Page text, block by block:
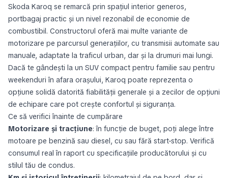
Skoda Karoq se remarcă prin spațiul interior generos,
portbagaj practic și un nivel rezonabil de economie de
combustibil. Constructorul oferă mai multe variante de
motorizare pe parcursul generațiilor, cu transmisii automate sau
manuale, adaptate la traficul urban, dar și la drumuri mai lungi.
Dacă te gândești la un SUV compact pentru familie sau pentru
weekenduri în afara orașului, Karoq poate reprezenta o
opțiune solidă datorită fiabilității generale și a zecilor de opțiuni
de echipare care pot crește confortul și siguranța.
Ce să verifici înainte de cumpărare
Motorizare și tracțiune: în funcție de buget, poți alege între
motoare pe benzină sau diesel, cu sau fără start-stop. Verifică
consumul real în raport cu specificațiile producătorului și cu
stilul tău de condus.